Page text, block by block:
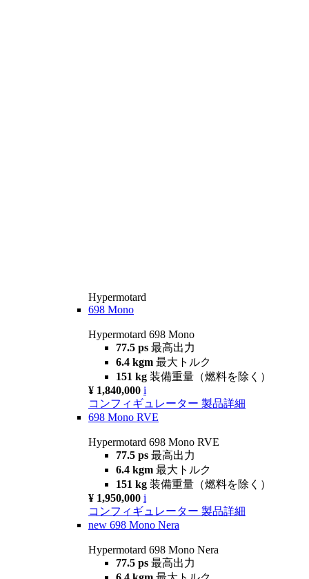
Hypermotard
698 Mono
Hypermotard 698 Mono
77.5 ps 最高出力
6.4 kgm 最大トルク
151 kg 装備重量（燃料を除く）
¥ 1,840,000 i
コンフィギュレーター 製品詳細
698 Mono RVE
Hypermotard 698 Mono RVE
77.5 ps 最高出力
6.4 kgm 最大トルク
151 kg 装備重量（燃料を除く）
¥ 1,950,000 i
コンフィギュレーター 製品詳細
new 698 Mono Nera
Hypermotard 698 Mono Nera
77.5 ps 最高出力